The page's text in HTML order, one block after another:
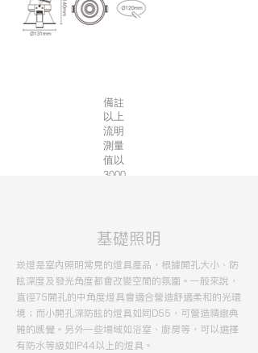
​備註
以上
流明
測量
值以
3000
​基礎照明
崁燈是室內照明常見的燈具產品，根據開孔大小、防
眩深度及發光角度都會改變空間的氛圍。一般來說，
直徑75開孔的中角度燈具會適合營造舒適柔和的光環
境；而小開孔深防眩的燈具如同D55，可營造精緻典
雅的感覺。另外一些場域如浴室、廚房等，可以選擇
有防水等級如IP44以上的燈具。